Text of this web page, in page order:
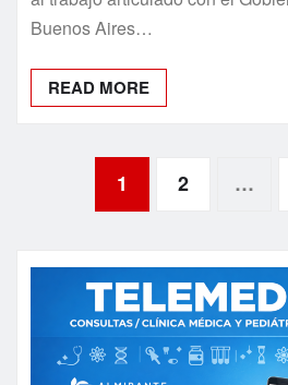
Posts
pagination
1